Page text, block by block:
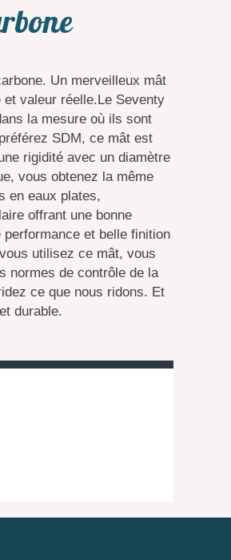
Un merveilleux mât
valeur réelle.Le Seventy
la mesure où ils sont
SDM, ce mât est
rigidité avec un diamètre
vous obtenez la même
en eaux plates,
offrant une bonne
et belle finition
utilisez ce mât, vous
normes de contrôle de la
ce que nous ridons. Et
durable.